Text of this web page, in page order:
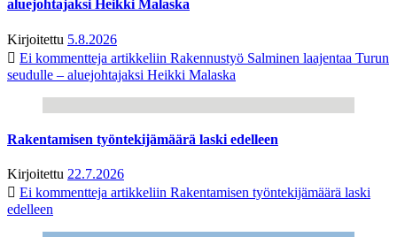
aluejohtajaksi Heikki Malaska
Kirjoitettu 5.8.2026
Ei kommentteja artikkeliin Rakennustyö Salminen laajentaa Turun
seudulle – aluejohtajaksi Heikki Malaska
Rakentamisen työntekijämäärä laski edelleen
Kirjoitettu 22.7.2026
Ei kommentteja artikkeliin Rakentamisen työntekijämäärä laski
edelleen